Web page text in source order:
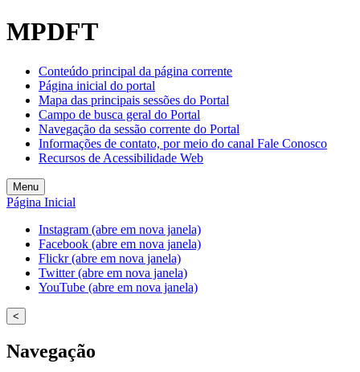
MPDFT
Conteúdo principal da página corrente
Página inicial do portal
Mapa das principais sessões do Portal
Campo de busca geral do Portal
Navegação da sessão corrente do Portal
Informações de contato, por meio do canal Fale Conosco
Recursos de Acessibilidade Web
Menu
Página Inicial
Instagram (abre em nova janela)
Facebook (abre em nova janela)
Flickr (abre em nova janela)
Twitter (abre em nova janela)
YouTube (abre em nova janela)
<
Navegação